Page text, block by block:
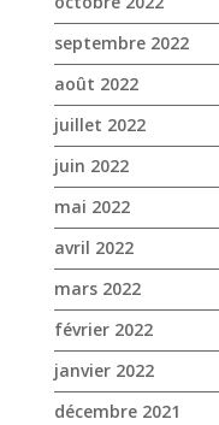
septembre 2022
août 2022
juillet 2022
juin 2022
mai 2022
avril 2022
mars 2022
février 2022
janvier 2022
décembre 2021